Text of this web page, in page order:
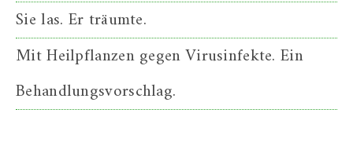
Sie las. Er träumte.
Mit Heilpflanzen gegen Virusinfekte. Ein
Behandlungsvorschlag.